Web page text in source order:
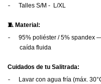
- Talles S/M - L/XL
🧵 Material:
-
95% poliéster / 5% spandex
caída fluida
Cuidados de tu Salitrada:
-
Lavar con agua fría (máx.